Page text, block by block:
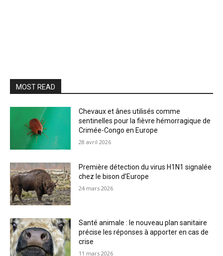
MOST READ
Chevaux et ânes utilisés comme
sentinelles pour la fièvre hémorragique de
Crimée-Congo en Europe
28 avril 2026
Première détection du virus H1N1 signalée
chez le bison d’Europe
24 mars 2026
Santé animale : le nouveau plan sanitaire
précise les réponses à apporter en cas de
crise
11 mars 2026